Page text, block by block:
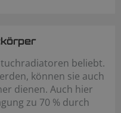
beliebt.
können sie auch
dienen. Auch hier
zu 70 % durch